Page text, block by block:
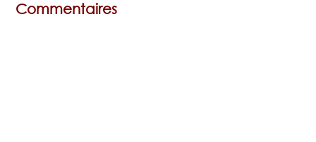
Commentaires